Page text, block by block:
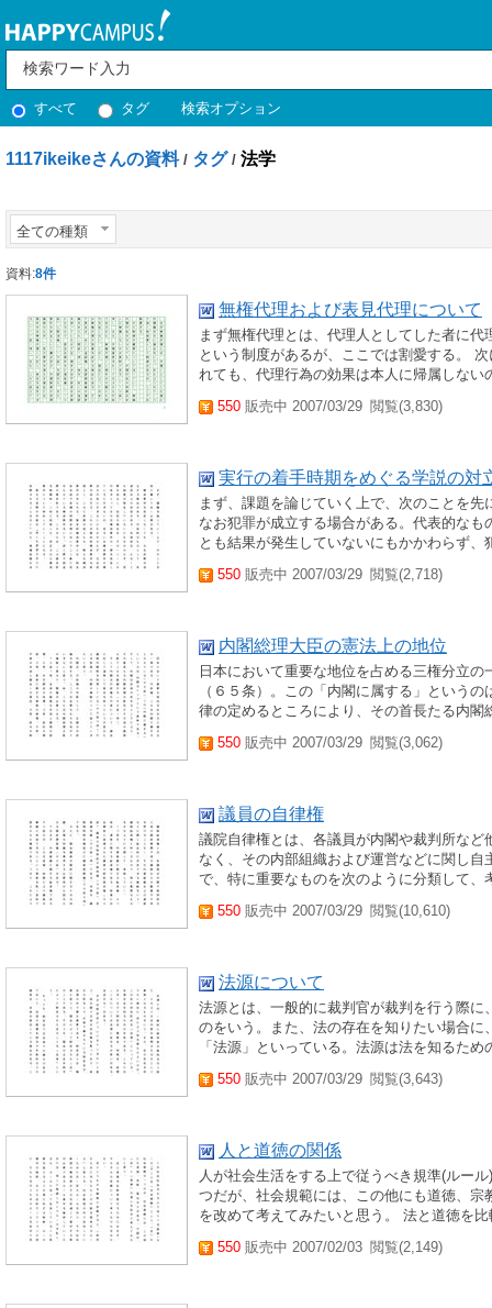
すべて タグ 検索オプション
1117ikeikeさんの資料 / タグ / 法学
全ての種類
資料:8件
無権代理および表見代理について
まず無権代理とは、代理人としてした者に
という制度があるが、ここでは割愛する。
れても、代理行為の効果は本人に帰属しな
550 販売中 2007/03/29 閲覧(3,830)
実行の着手時期をめぐる学説の対
まず、課題を論じていく上で、次のことを
なお犯罪が成立する場合がある。代表的な
とも結果が発生していないにもかかわらず
550 販売中 2007/03/29 閲覧(2,718)
内閣総理大臣の憲法上の地位
日本において重要な地位を占める三権分立
（６５条）。この「内閣に属する」という
律の定めるところにより、その首長たる内
550 販売中 2007/03/29 閲覧(3,062)
議員の自律権
議院自律権とは、各議員が内閣や裁判所な
なく、その内部組織および運営などに関し
で、特に重要なものを次のように分類して
550 販売中 2007/03/29 閲覧(10,610)
法源について
法源とは、一般的に裁判官が裁判を行う際
のをいう。また、法の存在を知りたい場合
「法源」といっている。法源は法を知るた
550 販売中 2007/03/29 閲覧(3,643)
人と道徳の関係
人が社会生活をする上で従うべき規準(ルー
つだが、社会規範には、この他にも道徳、
を改めて考えてみたいと思う。 法と道徳を
550 販売中 2007/02/03 閲覧(2,149)